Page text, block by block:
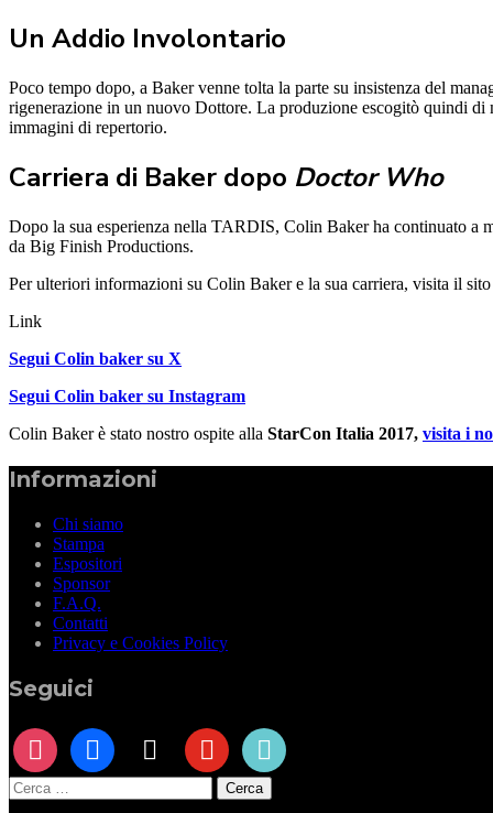
Un Addio Involontario
Poco tempo dopo, a Baker venne tolta la parte su insistenza del
rigenerazione in un nuovo Dottore. La produzione escogitò quindi
immagini di repertorio.
Carriera di Baker dopo Doctor Who
Dopo la sua esperienza nella TARDIS, Colin Baker ha continuato a
da Big Finish Productions.
Per ulteriori informazioni su Colin Baker e la sua carriera, visita il
Link
Segui Colin baker su X
Segui Colin baker su Instagram
Colin Baker è stato nostro ospite alla StarCon Italia 2017, visita i
Informazioni
Chi siamo
Stampa
Espositori
Sponsor
F.A.Q.
Contatti
Privacy e Cookies Policy
Seguici
instagramfacebook youtube tiktok
Ricerca
per: